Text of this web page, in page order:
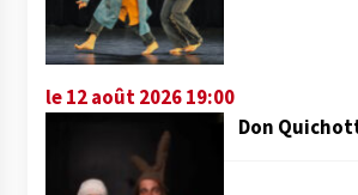
le 12 août 2026 19:00
Don